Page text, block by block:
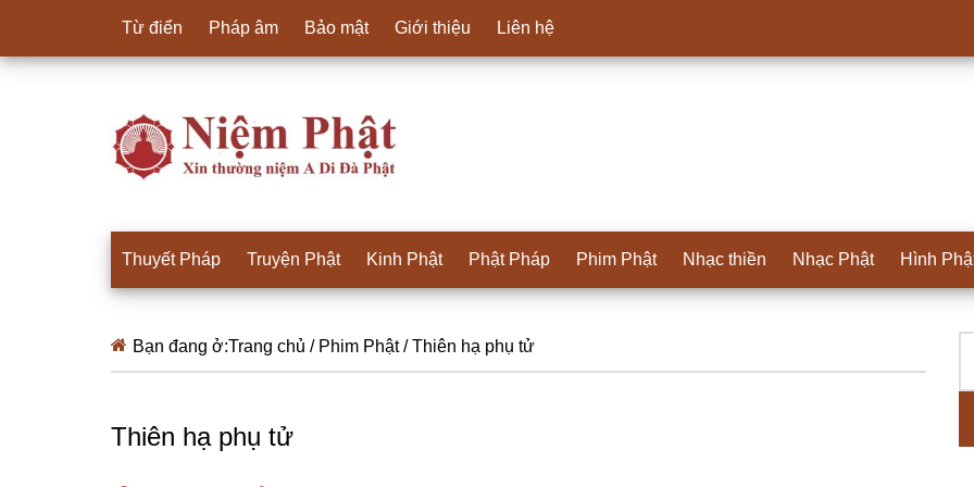
Từ điển Pháp âm Bảo mật Giới thiệu Liên hệ
Thuyết Pháp Truyện Phật Kinh Phật Phật Pháp Phim Phật Nhạc thiền Nhạc Phật Hình
Bạn đang ở:Trang chủ / Phim Phật /Thiên hạ phụ tử
Thiên hạ phụ tử